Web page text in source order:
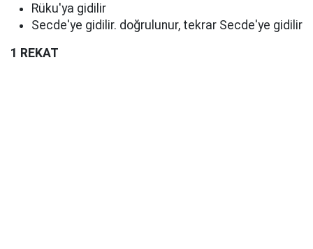
Rüku'ya gidilir
Secde'ye gidilir. doğrulunur, tekrar Secde'ye gidilir
1 REKAT